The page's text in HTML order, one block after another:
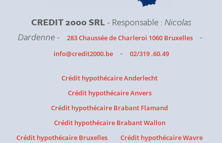
CREDIT 2000 SRL- Responsable :Nicolas
Dardenne- 283 Chaussée de Charleroi 1060 Bruxelles -
info@credit2000.be - 02/319 .60.49
Crédit hypothécaire Anderlecht
Crédit hypothécaire Anvers
Crédit hypothécaire Brabant Flamand
Crédit hypothécaire Brabant Wallon
Crédit hypothécaire Bruxelles
Crédit hypothécaire Wavre